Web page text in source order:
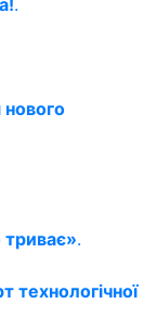
.
нового
триває».
технологічної